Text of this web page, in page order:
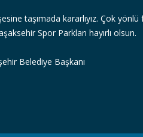
taşımada kararlıyız. Çok
Spor Parkları hayırlı olsun.
Belediye Başkanı